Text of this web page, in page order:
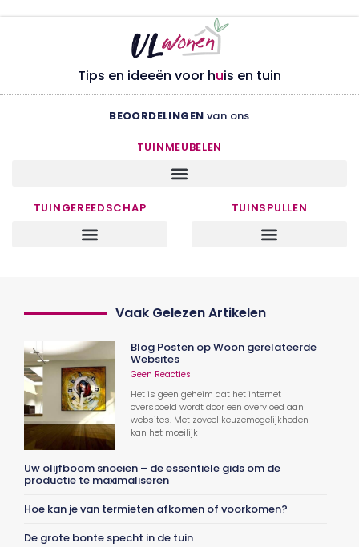
Tips en ideeën voor huis en tuin
BEOORDELINGEN van ons
TUINMEUBELEN
TUINGEREEDSCHAP TUINSPULLEN
Vaak Gelezen Artikelen
Blog Posten op Woon gerelateerde
Websites
Geen Reacties
Het is geen geheim dat het internet
overspoeld wordt door een overvloed aan
websites. Met zoveel keuzemogelijkheden
kan het moeilijk
Uw olijfboom snoeien – de essentiële gids om de
productie te maximaliseren
Hoe kan je van termieten afkomen of voorkomen?
De grote bonte specht in de tuin